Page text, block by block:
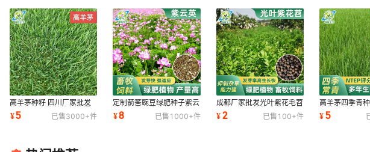
高羊茅种籽 四川厂家批发
牧草坪皮高紫羊茅 矮生混
播绿化四季常青
¥5 已售3000+件
定制箭筈豌豆绿肥种子紫云
英草籽光叶紫花苕子种籽四
季通用种植
¥8 已售 1000+件
成都厂家批发光叶紫花毛苕
子种子紫云英箭舌豌豆大量
供应牧草草籽
¥2 已售 100+件
高羊茅四季青
家批发草地早
林绿化的免修剪
¥5